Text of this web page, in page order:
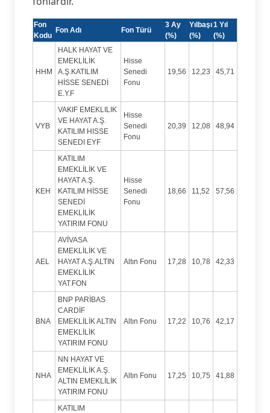
Fon
Kodu
Fon Adı Fon Türü
3 Ay
(%)
Yılbaşı
(%)
1 Yıl
(%)
HHM
HALK HAYAT VE
EMEKLİLİK
A.Ş.KATILIM
HİSSE SENEDİ
E.Y.F
Hisse
Senedi
Fonu
19,56 12,23 45,71
VYB
VAKIF EMEKLILIK
VE HAYAT A.Ş.
KATILIM HISSE
SENEDI EYF
Hisse
Senedi
Fonu
20,39 12,08 48,94
KEH
KATILIM
EMEKLİLİK VE
HAYAT A.Ş.
KATILIM HİSSE
SENEDİ
EMEKLİLİK
YATIRIM FONU
Hisse
Senedi
Fonu
18,66 11,52 57,56
AEL
AVİVASA
EMEKLİLİK VE
HAYAT A.Ş.ALTIN
EMEKLİLİK
YAT.FON
Altın Fonu 17,28 10,78 42,33
BNA
BNP PARİBAS
CARDİF
EMEKLİLİK ALTIN
EMEKLİLİK
YATIRIM FONU
Altın Fonu 17,22 10,76 42,17
NHA
NN HAYAT VE
EMEKLİLİK A.Ş.
ALTIN EMEKLİLİK
YATIRIM FONU
Altın Fonu 17,25 10,75 41,88
KATILIM